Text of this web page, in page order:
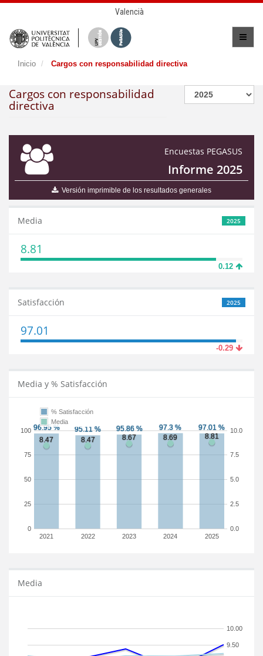
Valencià
Inicio Cargos con responsabilidad directiva
Cargos con responsabilidad
directiva
Encuestas PEGASUS
Informe 2025
Versión imprimible de los resultados generales
2025
Media
8.81
0.12
2025
Satisfacción
97.01
-0.29
Media y % Satisfacción
2021 2022 2023 2024 2025
0
25
50
75
100
0.0
2.5
5.0
7.5
10.0
% Satisfacción
Media
Media
9.50
10.00